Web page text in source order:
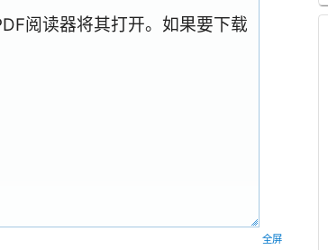
阅读器将其打开。如果要下载
全屏